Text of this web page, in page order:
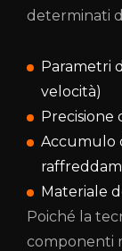
determinati
Parametri
velocità)
Accumulo
Materiale
Poiché la
componenti